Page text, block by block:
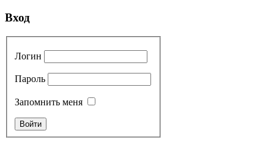
Вход
Логин
Пароль
Запомнить меня